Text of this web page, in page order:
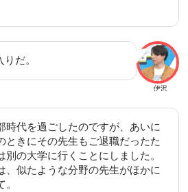
伊沢
だ。
時代を過ごしたのですが、あいに
ときにその先生もご退職だったた
別の大学に行くことにしました。
、似たような分野の先生がほかに